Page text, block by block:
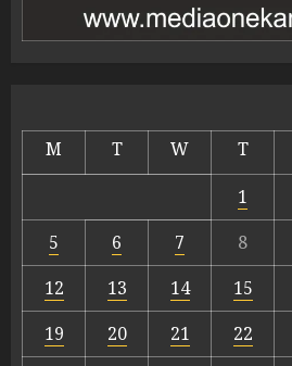
M T W T
1
5
6 7 8
12
13 14 15
19
20 21 22